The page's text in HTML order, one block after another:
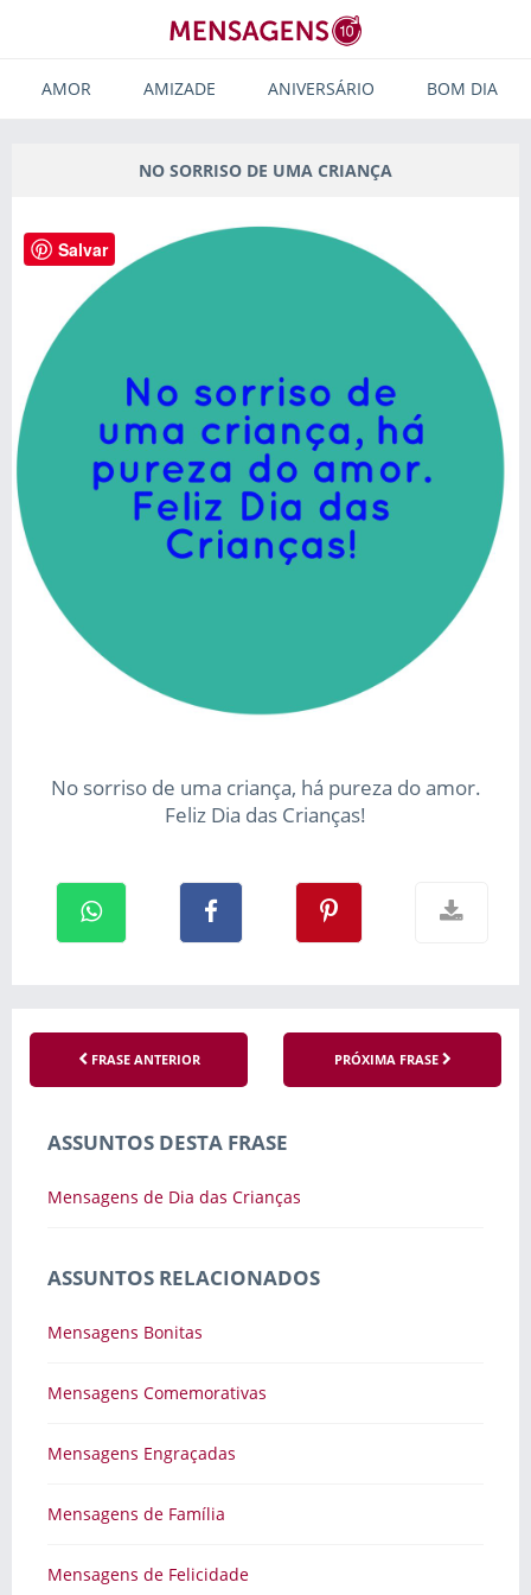
AMOR AMIZADE ANIVERSÁRIO BOM DIA
NO SORRISO DE UMA CRIANÇA
No sorriso de uma criança, há pureza do amor.
Feliz Dia das Crianças!
FRASE ANTERIOR PRÓXIMA FRASE
ASSUNTOS DESTA FRASE
Mensagens de Dia das Crianças
ASSUNTOS RELACIONADOS
Mensagens Bonitas
Mensagens Comemorativas
Mensagens Engraçadas
Mensagens de Família
Mensagens de Felicidade
Salvar